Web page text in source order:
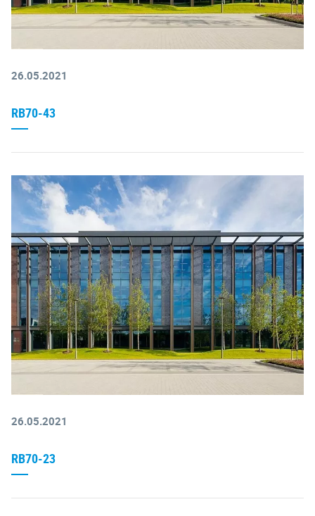
26.05.2021
RB70-43
26.05.2021
RB70-23